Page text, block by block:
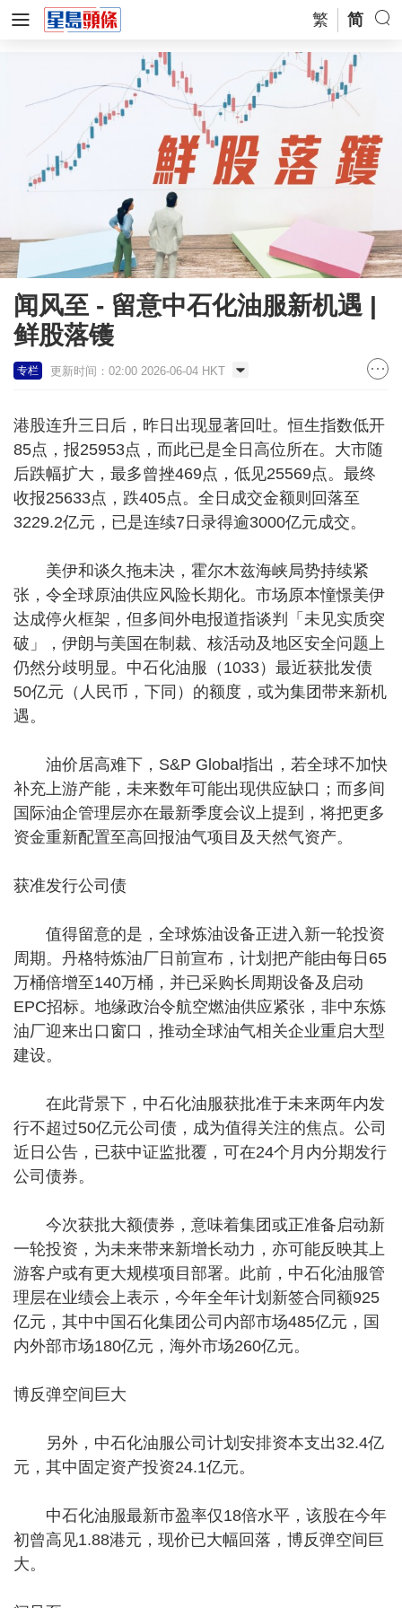
繁 简
闻风至 - 留意中石化油服新机遇 |
鲜股落镬
专栏 更新时间：02:00 2026-06-04 HKT
港股连升三日后，昨日出现显著回吐。恒生指数低开
85点，报25953点，而此已是全日高位所在。大市随
后跌幅扩大，最多曾挫469点，低见25569点。最终
收报25633点，跌405点。全日成交金额则回落至
3229.2亿元，已是连续7日录得逾3000亿元成交。
美伊和谈久拖未决，霍尔木兹海峡局势持续紧
张，令全球原油供应风险长期化。市场原本憧憬美伊
达成停火框架，但多间外电报道指谈判「未见实质突
破」，伊朗与美国在制裁、核活动及地区安全问题上
仍然分歧明显。中石化油服（1033）最近获批发债
50亿元（人民币，下同）的额度，或为集团带来新机
遇。
油价居高难下，S&P Global指出，若全球不加快
补充上游产能，未来数年可能出现供应缺口；而多间
国际油企管理层亦在最新季度会议上提到，将把更多
资金重新配置至高回报油气项目及天然气资产。
获准发行公司债
值得留意的是，全球炼油设备正进入新一轮投资
周期。丹格特炼油厂日前宣布，计划把产能由每日65
万桶倍增至140万桶，并已采购长周期设备及启动
EPC招标。地缘政治令航空燃油供应紧张，非中东炼
油厂迎来出口窗口，推动全球油气相关企业重启大型
建设。
在此背景下，中石化油服获批准于未来两年内发
行不超过50亿元公司债，成为值得关注的焦点。公司
近日公告，已获中证监批覆，可在24个月内分期发行
公司债券。
今次获批大额债券，意味着集团或正准备启动新
一轮投资，为未来带来新增长动力，亦可能反映其上
游客户或有更大规模项目部署。此前，中石化油服管
理层在业绩会上表示，今年全年计划新签合同额925
亿元，其中中国石化集团公司内部市场485亿元，国
内外部市场180亿元，海外市场260亿元。
博反弹空间巨大
另外，中石化油服公司计划安排资本支出32.4亿
元，其中固定资产投资24.1亿元。
中石化油服最新市盈率仅18倍水平，该股在今年
初曾高见1.88港元，现价已大幅回落，博反弹空间巨
大。